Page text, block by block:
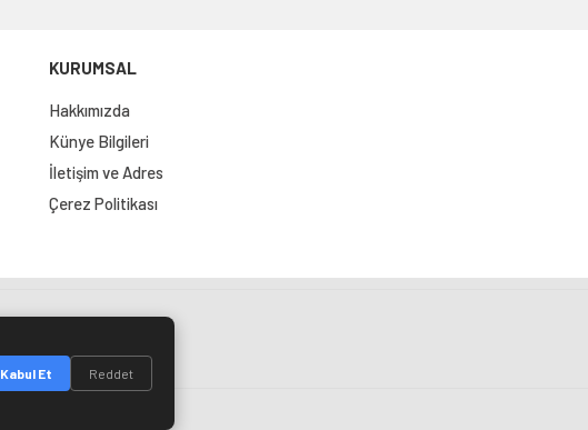
KURUMSAL
Hakkımızda
Künye Bilgileri
İletişim ve Adres
Çerez Politikası
Kabul Et Reddet